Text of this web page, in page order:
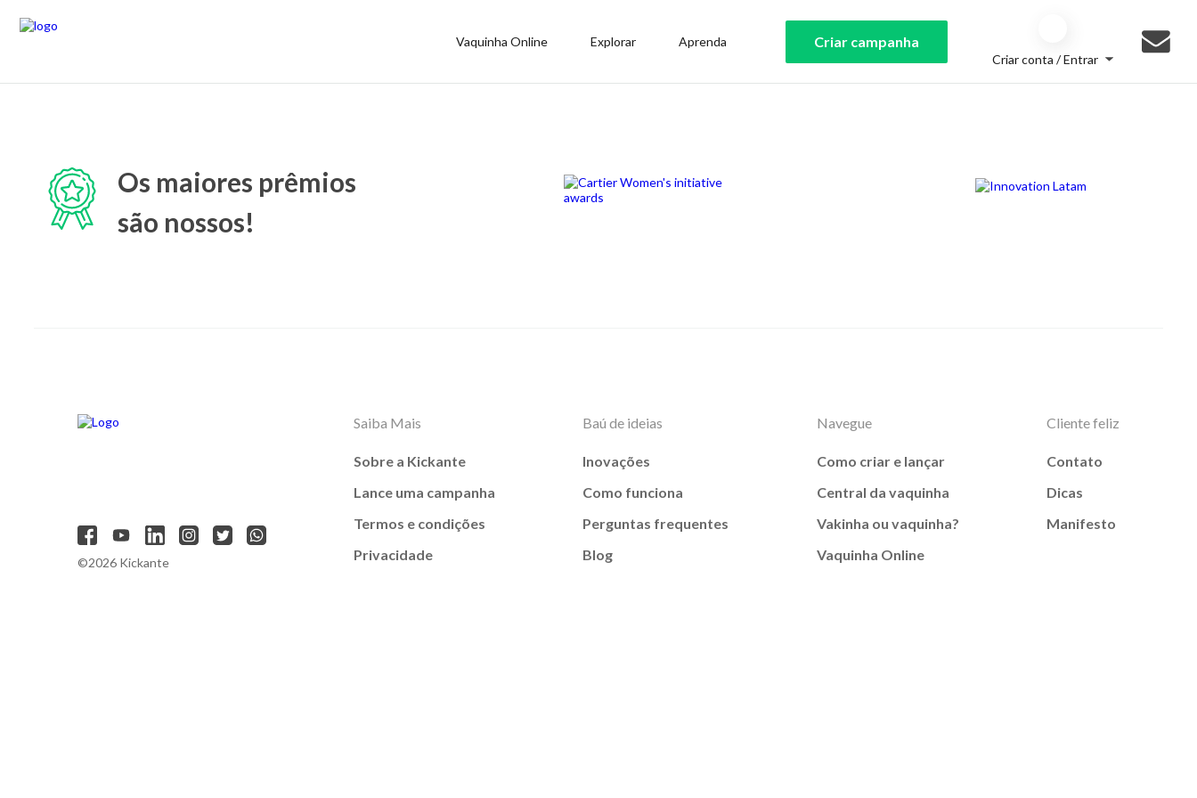
Vaquinha Online Explorar Aprenda Criar campanha
Criar conta / Entrar
Os maiores prêmios
são nossos!
©2026 Kickante
Saiba Mais
Sobre a Kickante
Lance uma campanha
Termos e condições
Privacidade
Baú de ideias
Inovações
Como funciona
Perguntas frequentes
Blog
Navegue
Como criar e lançar
Central da vaquinha
Vakinha ou vaquinha?
Vaquinha Online
Cliente feliz
Contato
Dicas
Manifesto